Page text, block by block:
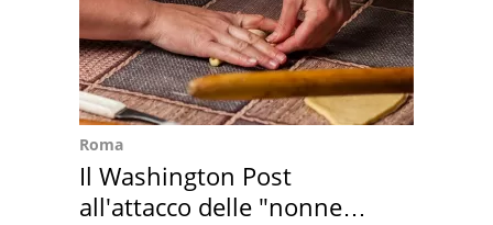
Roma
Il Washington Post
all'attacco delle "nonne